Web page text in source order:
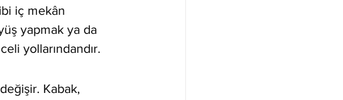
iç mekân
yapmak ya da
yollarındandır.
Kabak,